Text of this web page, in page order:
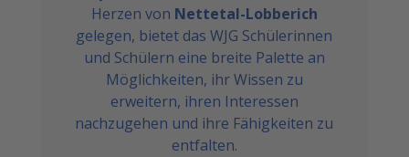
Herzen von Nettetal-Lobberich
gelegen, bietet das WJG Schülerinnen
und Schülern eine breite Palette an
Möglichkeiten, ihr Wissen zu
erweitern, ihren Interessen
nachzugehen und ihre Fähigkeiten zu
entfalten.